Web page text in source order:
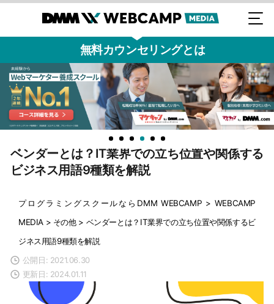
無料カウンセリングとは
ベンダーとは？IT業界での立ち位置や関係する
ビジネス用語9種類を解説
プログラミングスクールならDMM WEBCAMP > WEBCAMP
MEDIA > その他> ベンダーとは？IT業界での立ち位置や関係するビ
ジネス用語9種類を解説
公開日: 2021.06.30
更新日: 2024.01.11